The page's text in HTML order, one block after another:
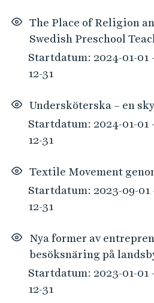
The Place of Religion
Swedish Preschool
Startdatum: 2024-01-
12-31
Undersköterska – en
Startdatum: 2024-01-
12-31
Textile Movement
Startdatum: 2023-09-
12-31
Nya former av
besöksnäring på
Startdatum: 2023-01-
12-31